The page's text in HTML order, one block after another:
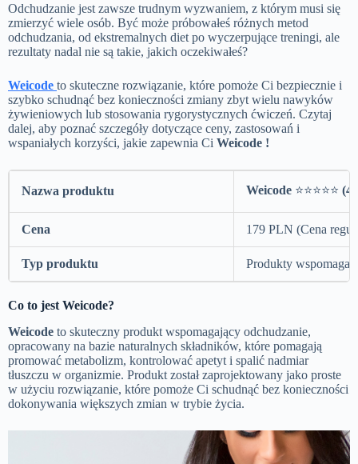
Odchudzanie jest zawsze trudnym wyzwaniem, z którym musi się
zmierzyć wiele osób. Być może próbowałeś różnych metod
odchudzania, od ekstremalnych diet po wyczerpujące treningi, ale
rezultaty nadal nie są takie, jakich oczekiwałeś?
Weicode to skuteczne rozwiązanie, które pomoże Ci bezpiecznie i
szybko schudnąć bez konieczności zmiany zbyt wielu nawyków
żywieniowych lub stosowania rygorystycznych ćwiczeń. Czytaj
dalej, aby poznać szczegóły dotyczące ceny, zastosowań i
wspaniałych korzyści, jakie zapewnia Ci Weicode !
Nazwa produktu Weicode ⭐⭐⭐⭐⭐
Cena 179 PLN (Cena
Typ produktu Produkty
Co to jest Weicode?
Weicode to skuteczny produkt wspomagający odchudzanie,
opracowany na bazie naturalnych składników, które pomagają
promować metabolizm, kontrolować apetyt i spalić nadmiar
tłuszczu w organizmie. Produkt został zaprojektowany jako proste
w użyciu rozwiązanie, które pomoże Ci schudnąć bez konieczności
dokonywania większych zmian w trybie życia.